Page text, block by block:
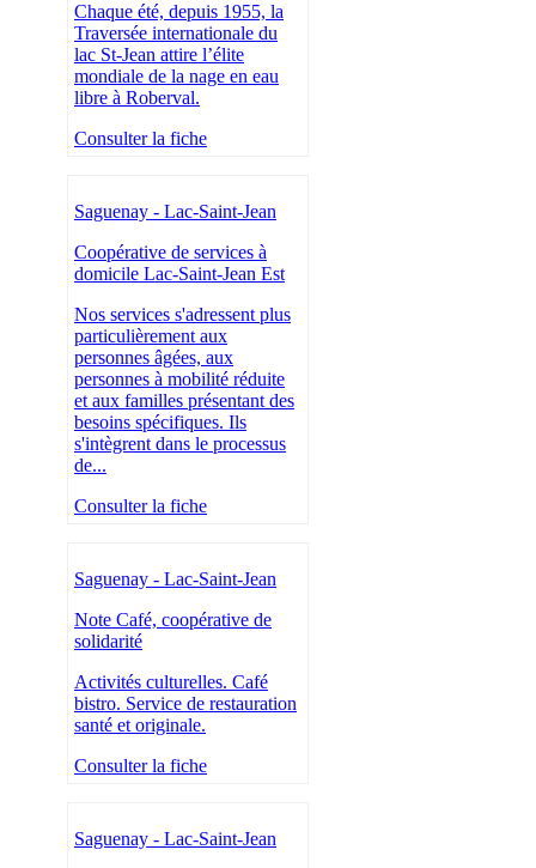
Chaque été, depuis 1955, la
Traversée internationale du
lac St-Jean attire l’élite
mondiale de la nage en eau
libre à Roberval.
Consulter la fiche
Saguenay - Lac-Saint-Jean
Coopérative de services à
domicile Lac-Saint-Jean Est
Nos services s'adressent plus
particulièrement aux
personnes âgées, aux
personnes à mobilité réduite
et aux familles présentant des
besoins spécifiques. Ils
s'intègrent dans le processus
de...
Consulter la fiche
Saguenay - Lac-Saint-Jean
Note Café, coopérative de
solidarité
Activités culturelles. Café
bistro. Service de restauration
santé et originale.
Consulter la fiche
Saguenay - Lac-Saint-Jean